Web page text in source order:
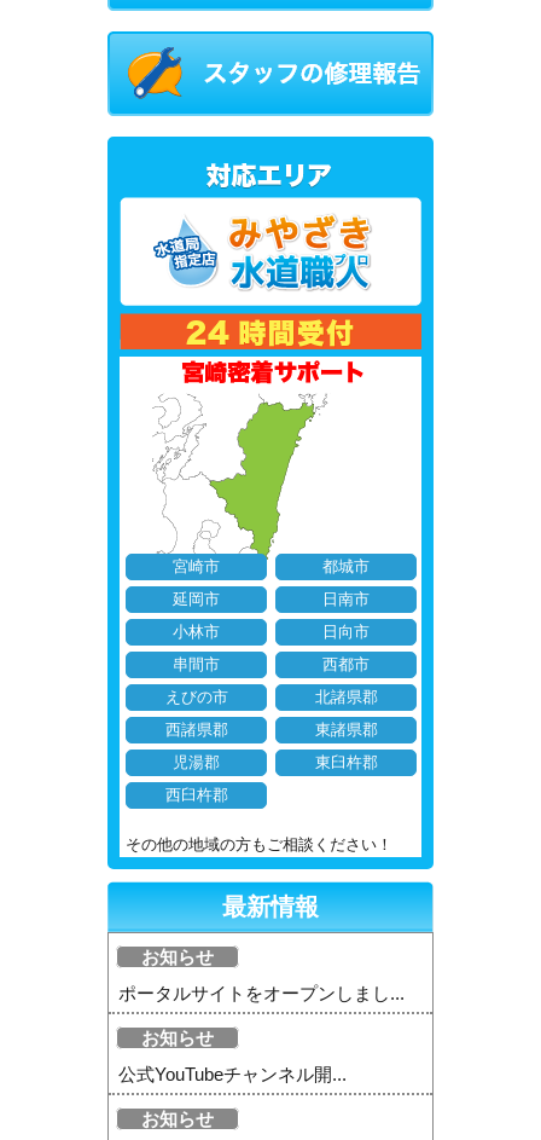
宮崎市
都城市
延岡市
日南市
小林市
日向市
串間市
西都市
えびの市
北諸県郡
西諸県郡
東諸県郡
児湯郡
東臼杵郡
西臼杵郡
その他の地域の方もご相談ください！
最新情報
お知らせ
ポータルサイトをオープンしまし...
お知らせ
公式YouTubeチャンネル開...
お知らせ